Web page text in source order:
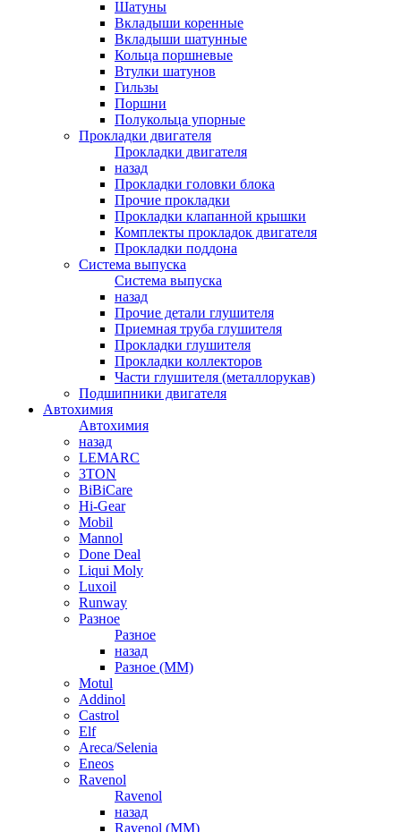
Шатуны
Вкладыши коренные
Вкладыши шатунные
Кольца поршневые
Втулки шатунов
Гильзы
Поршни
Полукольца упорные
Прокладки двигателя
Прокладки двигателя
назад
Прокладки головки блока
Прочие прокладки
Прокладки клапанной крышки
Комплекты прокладок двигателя
Прокладки поддона
Система выпуска
Система выпуска
назад
Прочие детали глушителя
Приемная труба глушителя
Прокладки глушителя
Прокладки коллекторов
Части глушителя (металлорукав)
Подшипники двигателя
Автохимия
Автохимия
назад
LEMARC
3TON
BiBiCare
Hi-Gear
Mobil
Mannol
Done Deal
Liqui Moly
Luxoil
Runway
Разное
Разное
назад
Разное (ММ)
Motul
Addinol
Castrol
Elf
Areca/Selenia
Eneos
Ravenol
Ravenol
назад
Ravenol (ММ)